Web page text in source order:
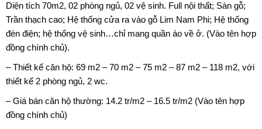
Diện tích 70m2, 02 phòng ngủ, 02 vệ sinh. Full nội thất; Sàn gỗ;
Trần thạch cao; Hệ thống cửa ra vào gỗ Lim Nam Phi; Hệ thống
đèn điện; hệ thống vệ sinh…chỉ mang quần áo về ở. (Vào tên hợp
đồng chính chủ).
– Thiết kế căn hộ: 69 m2 – 70 m2 – 75 m2 – 87 m2 – 118 m2, với
thiết kế 2 phòng ngủ, 2 wc.
– Giá bán căn hộ thường: 14.2 tr/m2 – 16.5 tr/m2 (Vào tên hợp
đồng chính chủ)